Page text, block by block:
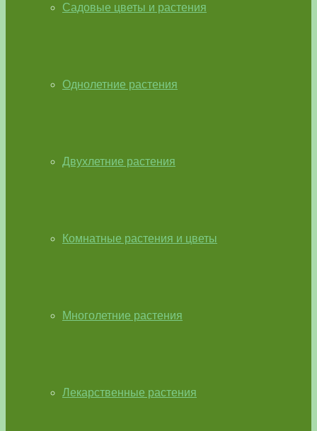
Садовые цветы и растения
Однолетние растения
Двухлетние растения
Комнатные растения и цветы
Многолетние растения
Лекарственные растения